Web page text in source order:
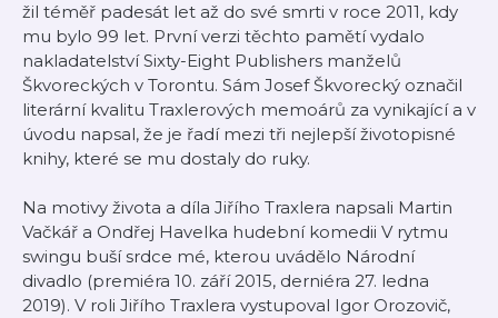
žil téměř padesát let až do své smrti v roce 2011, kdy
mu bylo 99 let. První verzi těchto pamětí vydalo
nakladatelství Sixty-Eight Publishers manželů
Škvoreckých v Torontu. Sám Josef Škvorecký označil
literární kvalitu Traxlerových memoárů za vynikající a v
úvodu napsal, že je řadí mezi tři nejlepší životopisné
knihy, které se mu dostaly do ruky.
Na motivy života a díla Jiřího Traxlera napsali Martin
Vačkář a Ondřej Havelka hudební komedii V rytmu
swingu buší srdce mé, kterou uvádělo Národní
divadlo (premiéra 10. září 2015, derniéra 27. ledna
2019). V roli Jiřího Traxlera vystupoval Igor Orozovič,